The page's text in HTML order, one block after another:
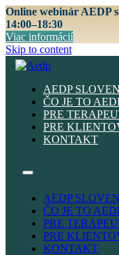
Online webinár AEDP
14:00–18:30
Viac informácií
Skip to content
AEDP
ČO JE TO
PRE
PRE
KONTAKT
AEDP
ČO JE TO
PRE
PRE
KONTAKT